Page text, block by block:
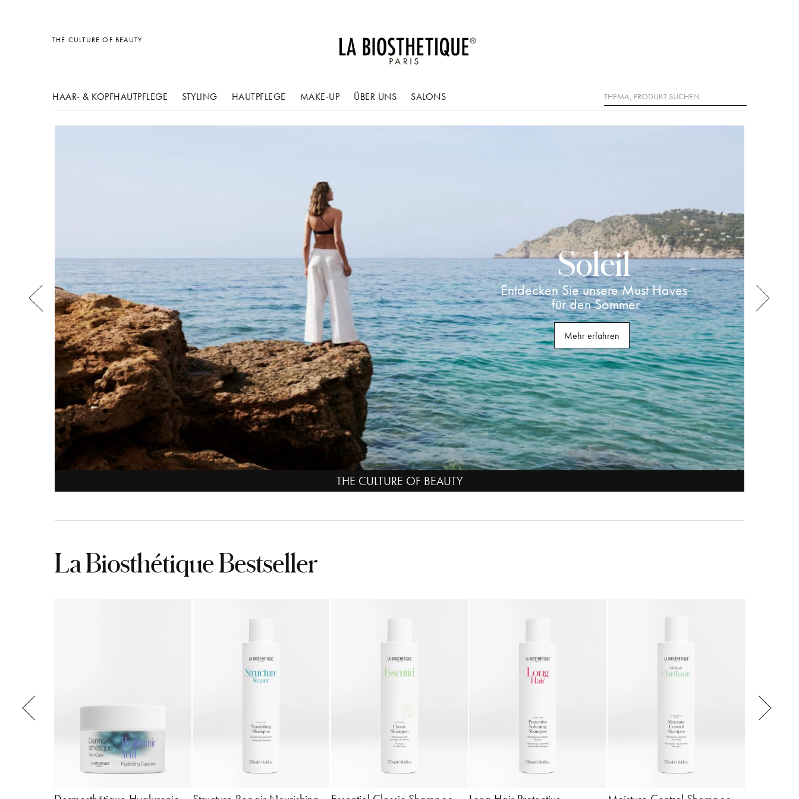
THE CULTURE OF BEAUTY
HAAR- & KOPFHAUTPFLEGE STYLING
Sonstiges
HAUTPFLEGE MAKE-UP ÜBER UNS SALONS Suche
Soleil
Entdecken Sie unsere Must Haves
für den Sommer
Mehr erfahren
THE CULTURE OF BEAUTY
La Biosthétique Bestseller